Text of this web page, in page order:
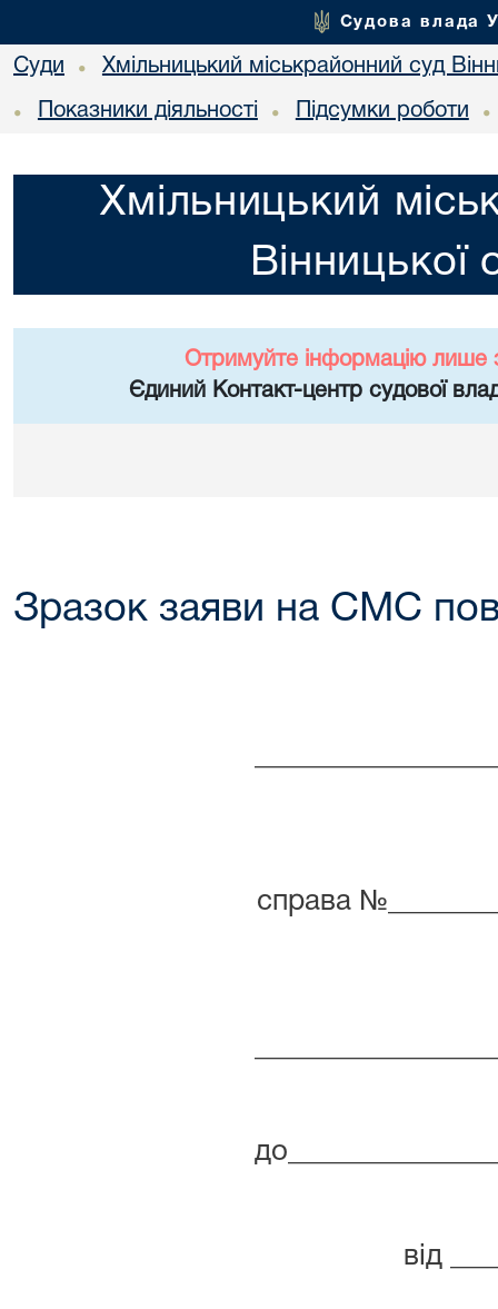
Судова влада
Суди • Хмільницький міськрайонний суд
• Показники діяльності • Підсумки роботи •
Хмільницький
Вінницької
Отримуйте інформацію лише
Єдиний Контакт-центр судової
Зразок заяви на СМС
справа
від